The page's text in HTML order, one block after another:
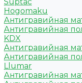
Hogomaku
Антигравийная
Антигравийная
KDX
Антигравийная
Антигравийная
Llumar
Антигравийная